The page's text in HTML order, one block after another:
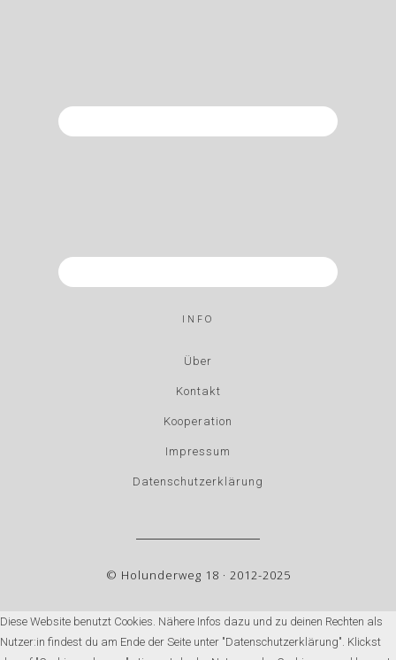
INFO
Über
Kontakt
Kooperation
Impressum
Datenschutzerklärung
© Holunderweg 18 · 2012-2025
Diese Website benutzt Cookies. Nähere Infos dazu und zu deinen Rechten als
Nutzer:in findest du am Ende der Seite unter "Datenschutzerklärung". Klickst